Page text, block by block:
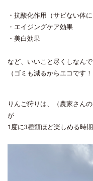
・抗酸化作用（サビない体に
・エイジングケア効果
・美白効果
など、いいこと尽くしなんで
（ゴミも減るからエコです！
りんご狩りは、（農家さん
が
1度に3種類ほど楽しめる時